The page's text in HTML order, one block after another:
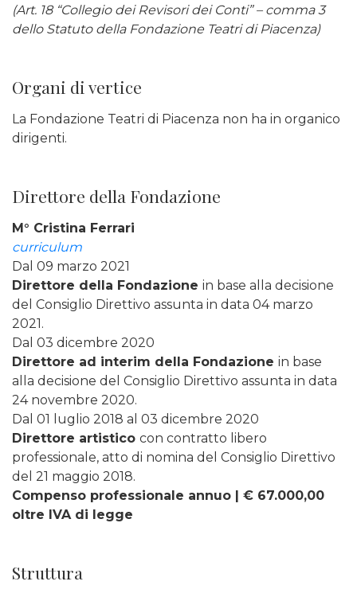
(Art. 18 “Collegio dei Revisori dei Conti” – comma 3
dello Statuto della Fondazione Teatri di Piacenza)
Organi di vertice
La Fondazione Teatri di Piacenza non ha in organico
dirigenti.
Direttore della Fondazione
M° Cristina Ferrari
curriculum
Dal 09 marzo 2021
Direttore della Fondazione in base alla decisione
del Consiglio Direttivo assunta in data 04 marzo
2021.
Dal 03 dicembre 2020
Direttore ad interim della Fondazione in base
alla decisione del Consiglio Direttivo assunta in data
24 novembre 2020.
Dal 01 luglio 2018 al 03 dicembre 2020
Direttore artistico con contratto libero
professionale, atto di nomina del Consiglio Direttivo
del 21 maggio 2018.
Compenso professionale annuo | € 67.000,00
oltre IVA di legge
Struttura